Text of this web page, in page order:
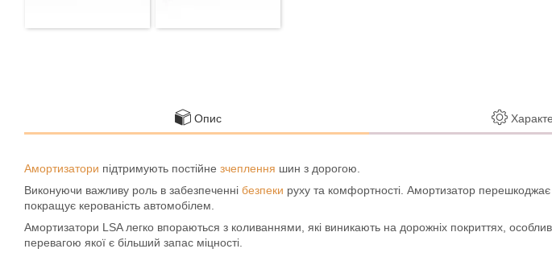
Опис
Амортизатори підтримують постійне зчеплення шин з дорогою.
Виконуючи важливу роль в забезпеченні безпеки руху та комфортності. Амортизатор
покращує керованість автомобілем.
Амортизатори LSA легко впораються з коливаннями, які виникають на дорожніх покриттях,
перевагою якої є більший запас міцності.